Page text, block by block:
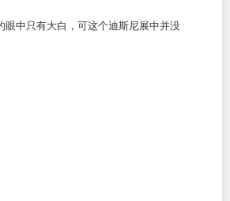
眼中只有大白，可这个迪斯尼展中并没